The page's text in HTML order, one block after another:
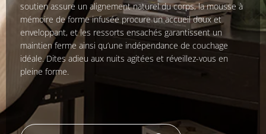
soutien assure un alignement naturel du corps, la mousse à
mémoire de forme infusée procure un accueil doux et
enveloppant, et les ressorts ensachés garantissent un
maintien ferme ainsi qu’une indépendance de couchage
idéale. Dites adieu aux nuits agitées et réveillez-vous en
pleine forme.